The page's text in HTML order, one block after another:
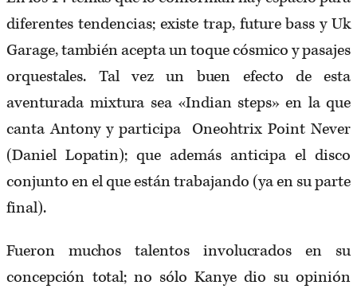
diferentes tendencias; existe trap, future bass y Uk
Garage, también acepta un toque cósmico y pasajes
orquestales. Tal vez un buen efecto de esta
aventurada mixtura sea «Indian steps» en la que
canta Antony y participa Oneohtrix Point Never
(Daniel Lopatin); que además anticipa el disco
conjunto en el que están trabajando (ya en su parte
final).
Fueron muchos talentos involucrados en su
concepción total; no sólo Kanye dio su opinión